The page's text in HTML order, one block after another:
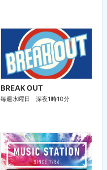
BREAK OUT
毎週水曜日 深夜1時10分